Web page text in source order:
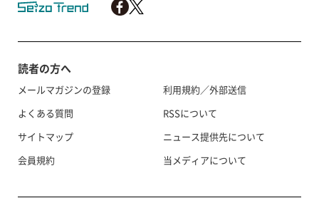
読者の方へ
メールマガジンの登録
よくある質問
サイトマップ
会員規約
利用規約／外部送信
RSSについて
ニュース提供先について
当メディアについて